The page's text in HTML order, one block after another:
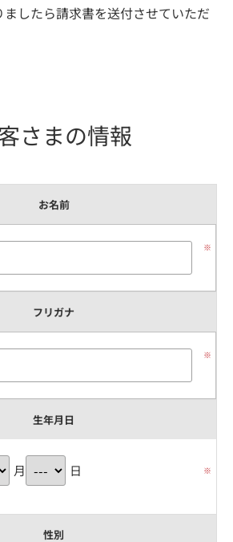
したら請求書を送付させていただ
さまの情報
お名前
※
フリガナ
※
生年月日
月 日 ※
性別